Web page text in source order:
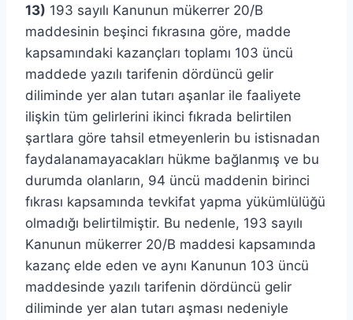
13) 193 sayılı Kanunun mükerrer 20/B
maddesinin beşinci fıkrasına göre, madde
kapsamındaki kazançları toplamı 103 üncü
maddede yazılı tarifenin dördüncü gelir
diliminde yer alan tutarı aşanlar ile faaliyete
ilişkin tüm gelirlerini ikinci fıkrada belirtilen
şartlara göre tahsil etmeyenlerin bu istisnadan
faydalanamayacakları hükme bağlanmış ve bu
durumda olanların, 94 üncü maddenin birinci
fıkrası kapsamında tevkifat yapma yükümlülüğü
olmadığı belirtilmiştir. Bu nedenle, 193 sayılı
Kanunun mükerrer 20/B maddesi kapsamında
kazanç elde eden ve aynı Kanunun 103 üncü
maddesinde yazılı tarifenin dördüncü gelir
diliminde yer alan tutarı aşması nedeniyle